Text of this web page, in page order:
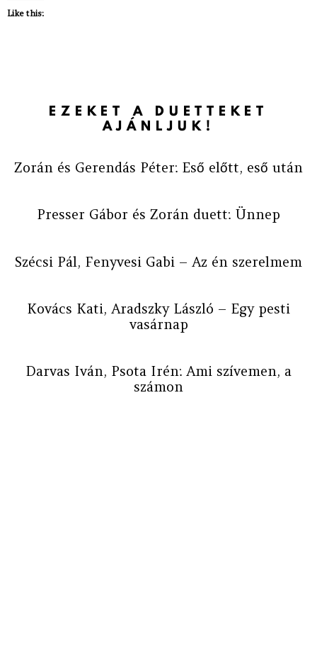
Like this:
EZEKET A DUETTEKET
AJÁNLJUK!
Zorán és Gerendás Péter: Eső előtt, eső után
Presser Gábor és Zorán duett: Ünnep
Szécsi Pál, Fenyvesi Gabi – Az én szerelmem
Kovács Kati, Aradszky László – Egy pesti
vasárnap
Darvas Iván, Psota Irén: Ami szívemen, a
számon